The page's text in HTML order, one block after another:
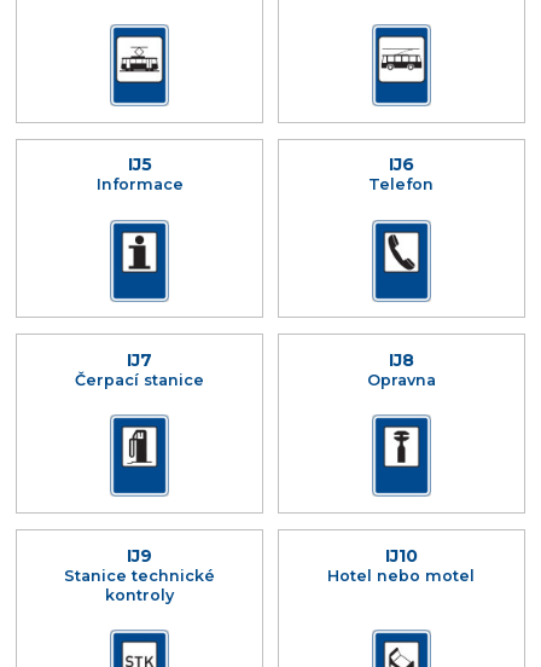
IJ5
Informace
IJ6
Telefon
IJ7
Čerpací stanice
IJ8
Opravna
IJ9
Stanice technické
kontroly
IJ10
Hotel nebo motel